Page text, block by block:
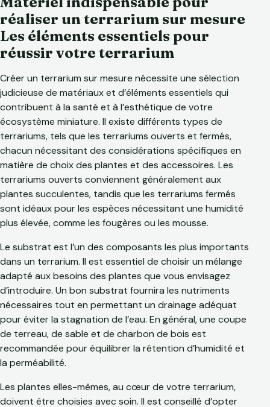
réaliser un terrarium sur mesure
Les éléments essentiels pour
réussir votre terrarium
Créer un terrarium sur mesure nécessite une sélection
judicieuse de matériaux et d’éléments essentiels qui
contribuent à la santé et à l’esthétique de votre
écosystème miniature. Il existe différents types de
terrariums, tels que les terrariums ouverts et fermés,
chacun nécessitant des considérations spécifiques en
matière de choix des plantes et des accessoires. Les
terrariums ouverts conviennent généralement aux
plantes succulentes, tandis que les terrariums fermés
sont idéaux pour les espèces nécessitant une humidité
plus élevée, comme les fougères ou les mousse.
Le substrat est l’un des composants les plus importants
dans un terrarium. Il est essentiel de choisir un mélange
adapté aux besoins des plantes que vous envisagez
d’introduire. Un bon substrat fournira les nutriments
nécessaires tout en permettant un drainage adéquat
pour éviter la stagnation de l’eau. En général, une coupe
de terreau, de sable et de charbon de bois est
recommandée pour équilibrer la rétention d’humidité et
la perméabilité.
Les plantes elles-mêmes, au cœur de votre terrarium,
doivent être choisies avec soin. Il est conseillé d’opter